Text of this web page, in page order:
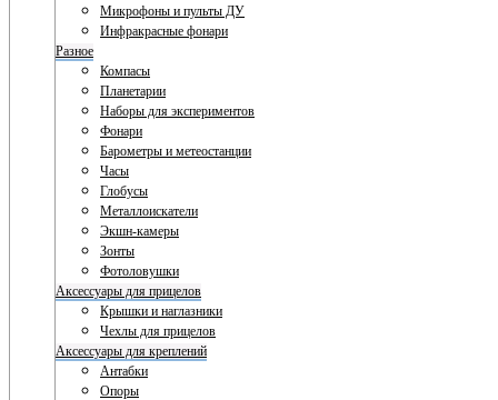
Микрофоны и пульты ДУ
Инфракрасные фонари
Разное
Компасы
Планетарии
Наборы для экспериментов
Фонари
Барометры и метеостанции
Часы
Глобусы
Металлоискатели
Экшн-камеры
Зонты
Фотоловушки
Аксессуары для прицелов
Крышки и наглазники
Чехлы для прицелов
Аксессуары для креплений
Антабки
Опоры